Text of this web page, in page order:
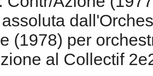
(1978) per
al Collectif